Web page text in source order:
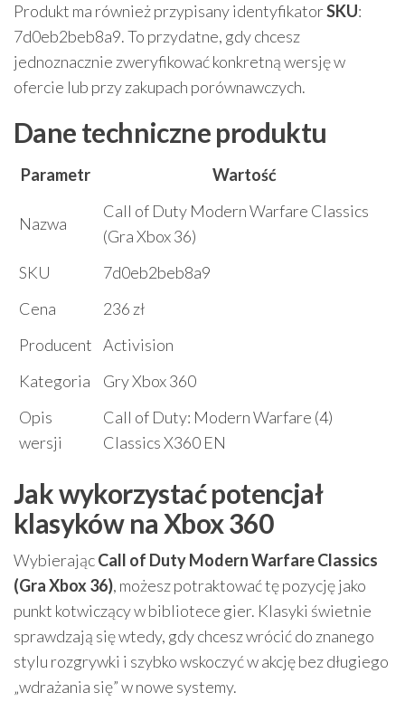
Produkt ma również przypisany identyfikatorSKU:
7d0eb2beb8a9. To przydatne, gdy chcesz
jednoznacznie zweryfikować konkretną wersję w
ofercie lub przy zakupach porównawczych.
Dane techniczne produktu
Parametr Wartość
Nazwa
Call of Duty Modern Warfare Classics
(Gra Xbox 36)
SKU
7d0eb2beb8a9
Cena
236 zł
Producent Activision
Kategoria
Gry Xbox 360
Opis
wersji
Call of Duty: Modern Warfare (4)
Classics X360 EN
Jak wykorzystać potencjał
klasyków na Xbox 360
WybierającCall of Duty Modern Warfare Classics
(Gra Xbox 36), możesz potraktować tę pozycję jako
punkt kotwiczący w bibliotece gier. Klasyki świetnie
sprawdzają się wtedy, gdy chcesz wrócić do znanego
stylu rozgrywki i szybko wskoczyć w akcję bez długiego
„wdrażania się” w nowe systemy.